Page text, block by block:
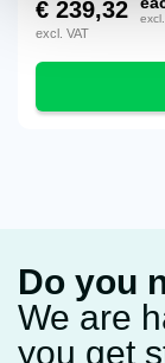
€ 239,32
excl. VAT
Do you
We are
you get